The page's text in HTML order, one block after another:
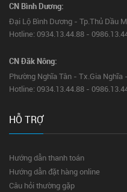
CN Bình Dương:
Đại Lộ Bình Dương - Tp.Thủ Dầu
Hotline: 0934.13.44.88 -
CN Đăk Nông:
Phường Nghĩa Tân - Tx.Gia Nghĩa
Hotline: 0934.13.44.88 -
HỖ TRỢ
Hướng dẫn thanh toán
Hướng dẫn đặt hàng online
Câu hỏi thường gặp